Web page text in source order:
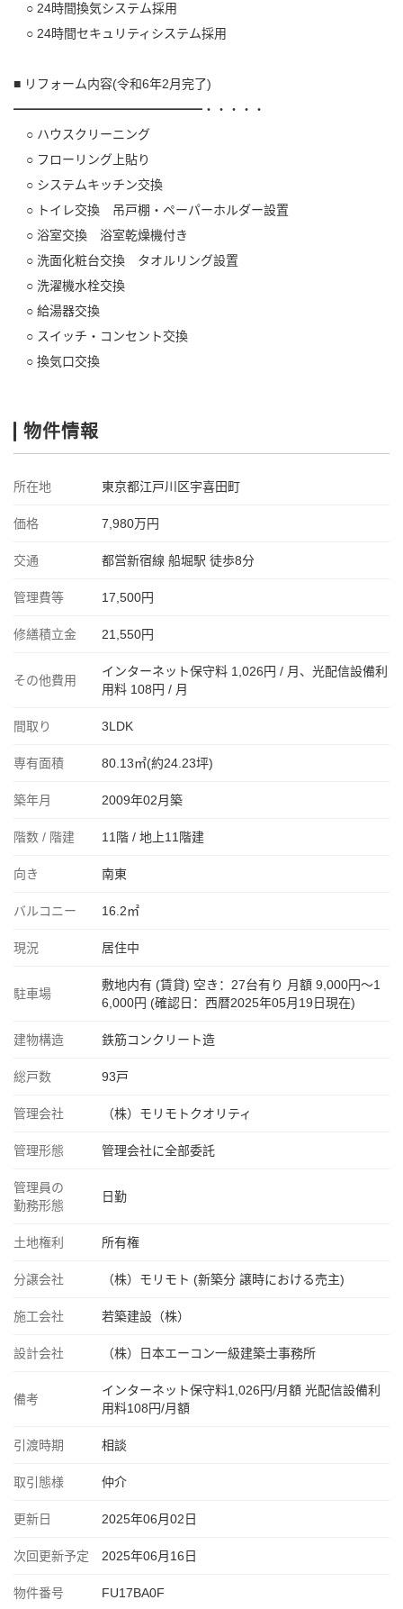
○ 24時間換気システム採用
○ 24時間セキュリティシステム採用
■ リフォーム内容(令和6年2月完了)
━━━━━━━━━━━━━━━・・・・・
○ ハウスクリーニング
○ フローリング上貼り
○ システムキッチン交換
○ トイレ交換 吊戸棚・ペーパーホルダー設置
○ 浴室交換 浴室乾燥機付き
○ 洗面化粧台交換 タオルリング設置
○ 洗濯機水栓交換
○ 給湯器交換
○ スイッチ・コンセント交換
○ 換気口交換
物件情報
所在地 東京都江戸川区宇喜田町
価格 7,980万円
交通 都営新宿線 船堀駅 徒歩8分
管理費等 17,500円
修繕積立金 21,550円
その他費用
インターネット保守料 1,026円 / 月、光配信設備利
用料 108円 / 月
間取り 3LDK
専有面積 80.13㎡(約24.23坪)
築年月 2009年02月築
階数 / 階建 11階 / 地上11階建
向き 南東
バルコニー 16.2㎡
現況 居住中
駐車場
敷地内有 (賃貸) 空き：27台有り 月額 9,000円〜1
6,000円 (確認日：西暦2025年05月19日現在)
建物構造 鉄筋コンクリート造
総戸数 93戸
管理会社 （株）モリモトクオリティ
管理形態 管理会社に全部委託
管理員の
勤務形態
日勤
土地権利 所有権
分譲会社 （株）モリモト (新築分 譲時における売主)
施工会社 若築建設（株）
設計会社 （株）日本エーコン一級建築士事務所
備考
インターネット保守料1,026円/月額 光配信設備利
用料108円/月額
引渡時期 相談
取引態様 仲介
更新日 2025年06月02日
次回更新予定 2025年06月16日
物件番号 FU17BA0F